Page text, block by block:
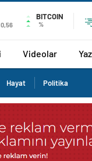
0,56
BITCOIN
%
Videolar
Hayat Politika